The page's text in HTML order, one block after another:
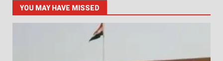
YOU MAY HAVE MISSED